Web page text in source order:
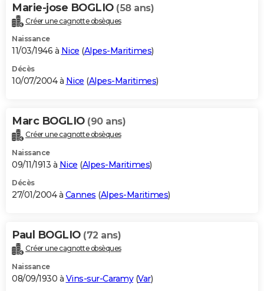
Marie-jose BOGLIO (58 ans)
Créer une cagnotte obsèques
Naissance
11/03/1946 à Nice (Alpes-Maritimes)
Décès
10/07/2004 à Nice (Alpes-Maritimes)
Marc BOGLIO (90 ans)
Créer une cagnotte obsèques
Naissance
09/11/1913 à Nice (Alpes-Maritimes)
Décès
27/01/2004 à Cannes (Alpes-Maritimes)
Paul BOGLIO (72 ans)
Créer une cagnotte obsèques
Naissance
08/09/1930 à Vins-sur-Caramy(Var)